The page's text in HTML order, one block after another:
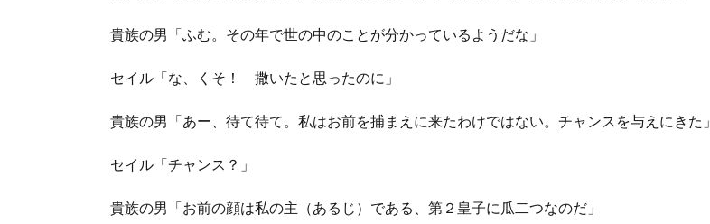
貴族の男「ふむ。その年で世の中のことが分かっているようだな」
セイル「な、くそ！ 撒いたと思ったのに」
貴族の男「あー、待て待て。私はお前を捕まえに来たわけではない。チャンスを与えにきた」
セイル「チャンス？」
貴族の男「お前の顔は私の主（あるじ）である、第２皇子に瓜二つなのだ」